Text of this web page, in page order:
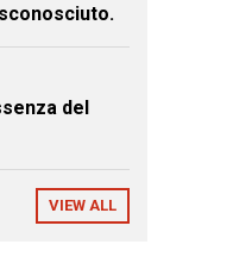
sconosciuto.
del
VIEW ALL